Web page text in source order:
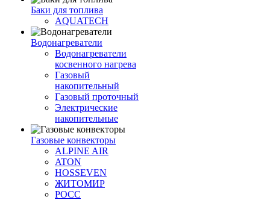
Баки для топлива
AQUATECH
Водонагреватели
Водонагреватели
косвенного нагрева
Газовый
накопительный
Газовый проточный
Электрические
накопительные
Газовые конвекторы
ALPINE AIR
ATON
HOSSEVEN
ЖИТОМИР
РОСС